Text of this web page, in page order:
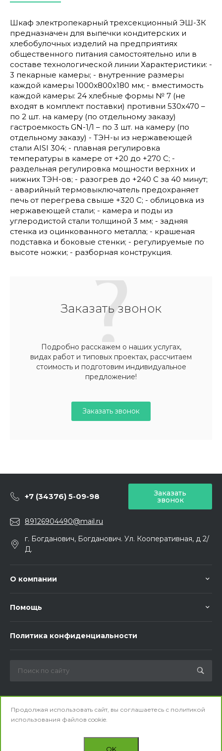
Шкаф электропекарный трехсекционный ЭШ-3К
предназначен для выпечки кондитерских и
хлебобулочных изделий на предприятиях
общественного питания самостоятельно или в
составе технологической линии Характеристики: -
3 пекарные камеры; - внутренние размеры
каждой камеры 1000x800x180 мм; - вместимость
каждой камеры: 24 хлебные формы № 7 (не
входят в комплект поставки) противни 530х470 –
по 2 шт. на камеру (по отдельному заказу)
гастроемкость GN-1/1 – по 3 шт. на камеру (по
отдельному заказу) - ТЭН-ы из нержавеющей
стали AISI 304; - плавная регулировка
температуры в камере от +20 до +270 С; -
раздельная регулировка мощности верхних и
нижних ТЭН-ов; - разогрев до +240 С за 40 минут;
- аварийный термовыключатель предохраняет
печь от перегрева свыше +320 С; - облицовка из
нержавеющей стали; - камера и поды из
углеродистой стали толщиной 3 мм; - задняя
стенка из оцинкованного металла; - крашеная
подставка и боковые стенки; - регулируемые по
высоте ножки; - разборная конструкция.
Заказать звонок
Подробно расскажем о наших услугах,
видах работ и типовых проектах, рассчитаем
стоимость и подготовим индивидуальное
предложение!
Заказать звонок
+7 (34376) 5-09-98 Заказать
звонок
89126904490@mail.ru
г. Богданович, Богданович. Ул. Кооперативная, д 2/
Д.
О компании
Помощь
Политика конфиденциальности
Мы в соц. сетях
Продолжая использовать сайт, вы соглашаетесь с политикой
использования файлов cookie.
OK